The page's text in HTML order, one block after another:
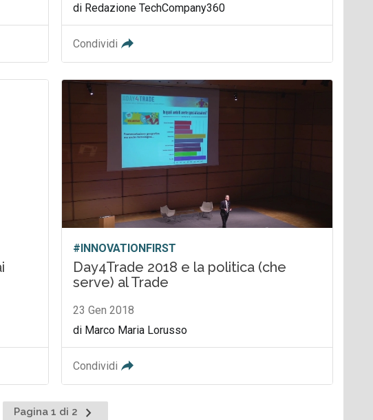
di Redazione TechCompany360
Condividi
#INNOVATIONFIRST
Day4Trade 2018 e la politica (che
serve) al Trade
23 Gen 2018
di Marco Maria Lorusso
Condividi
Pagina 1 di 2
Pagina